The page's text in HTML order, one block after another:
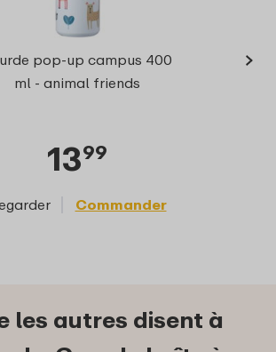
pop-up campus 400
ml - animal friends
1399
Commander
›
les autres disent à